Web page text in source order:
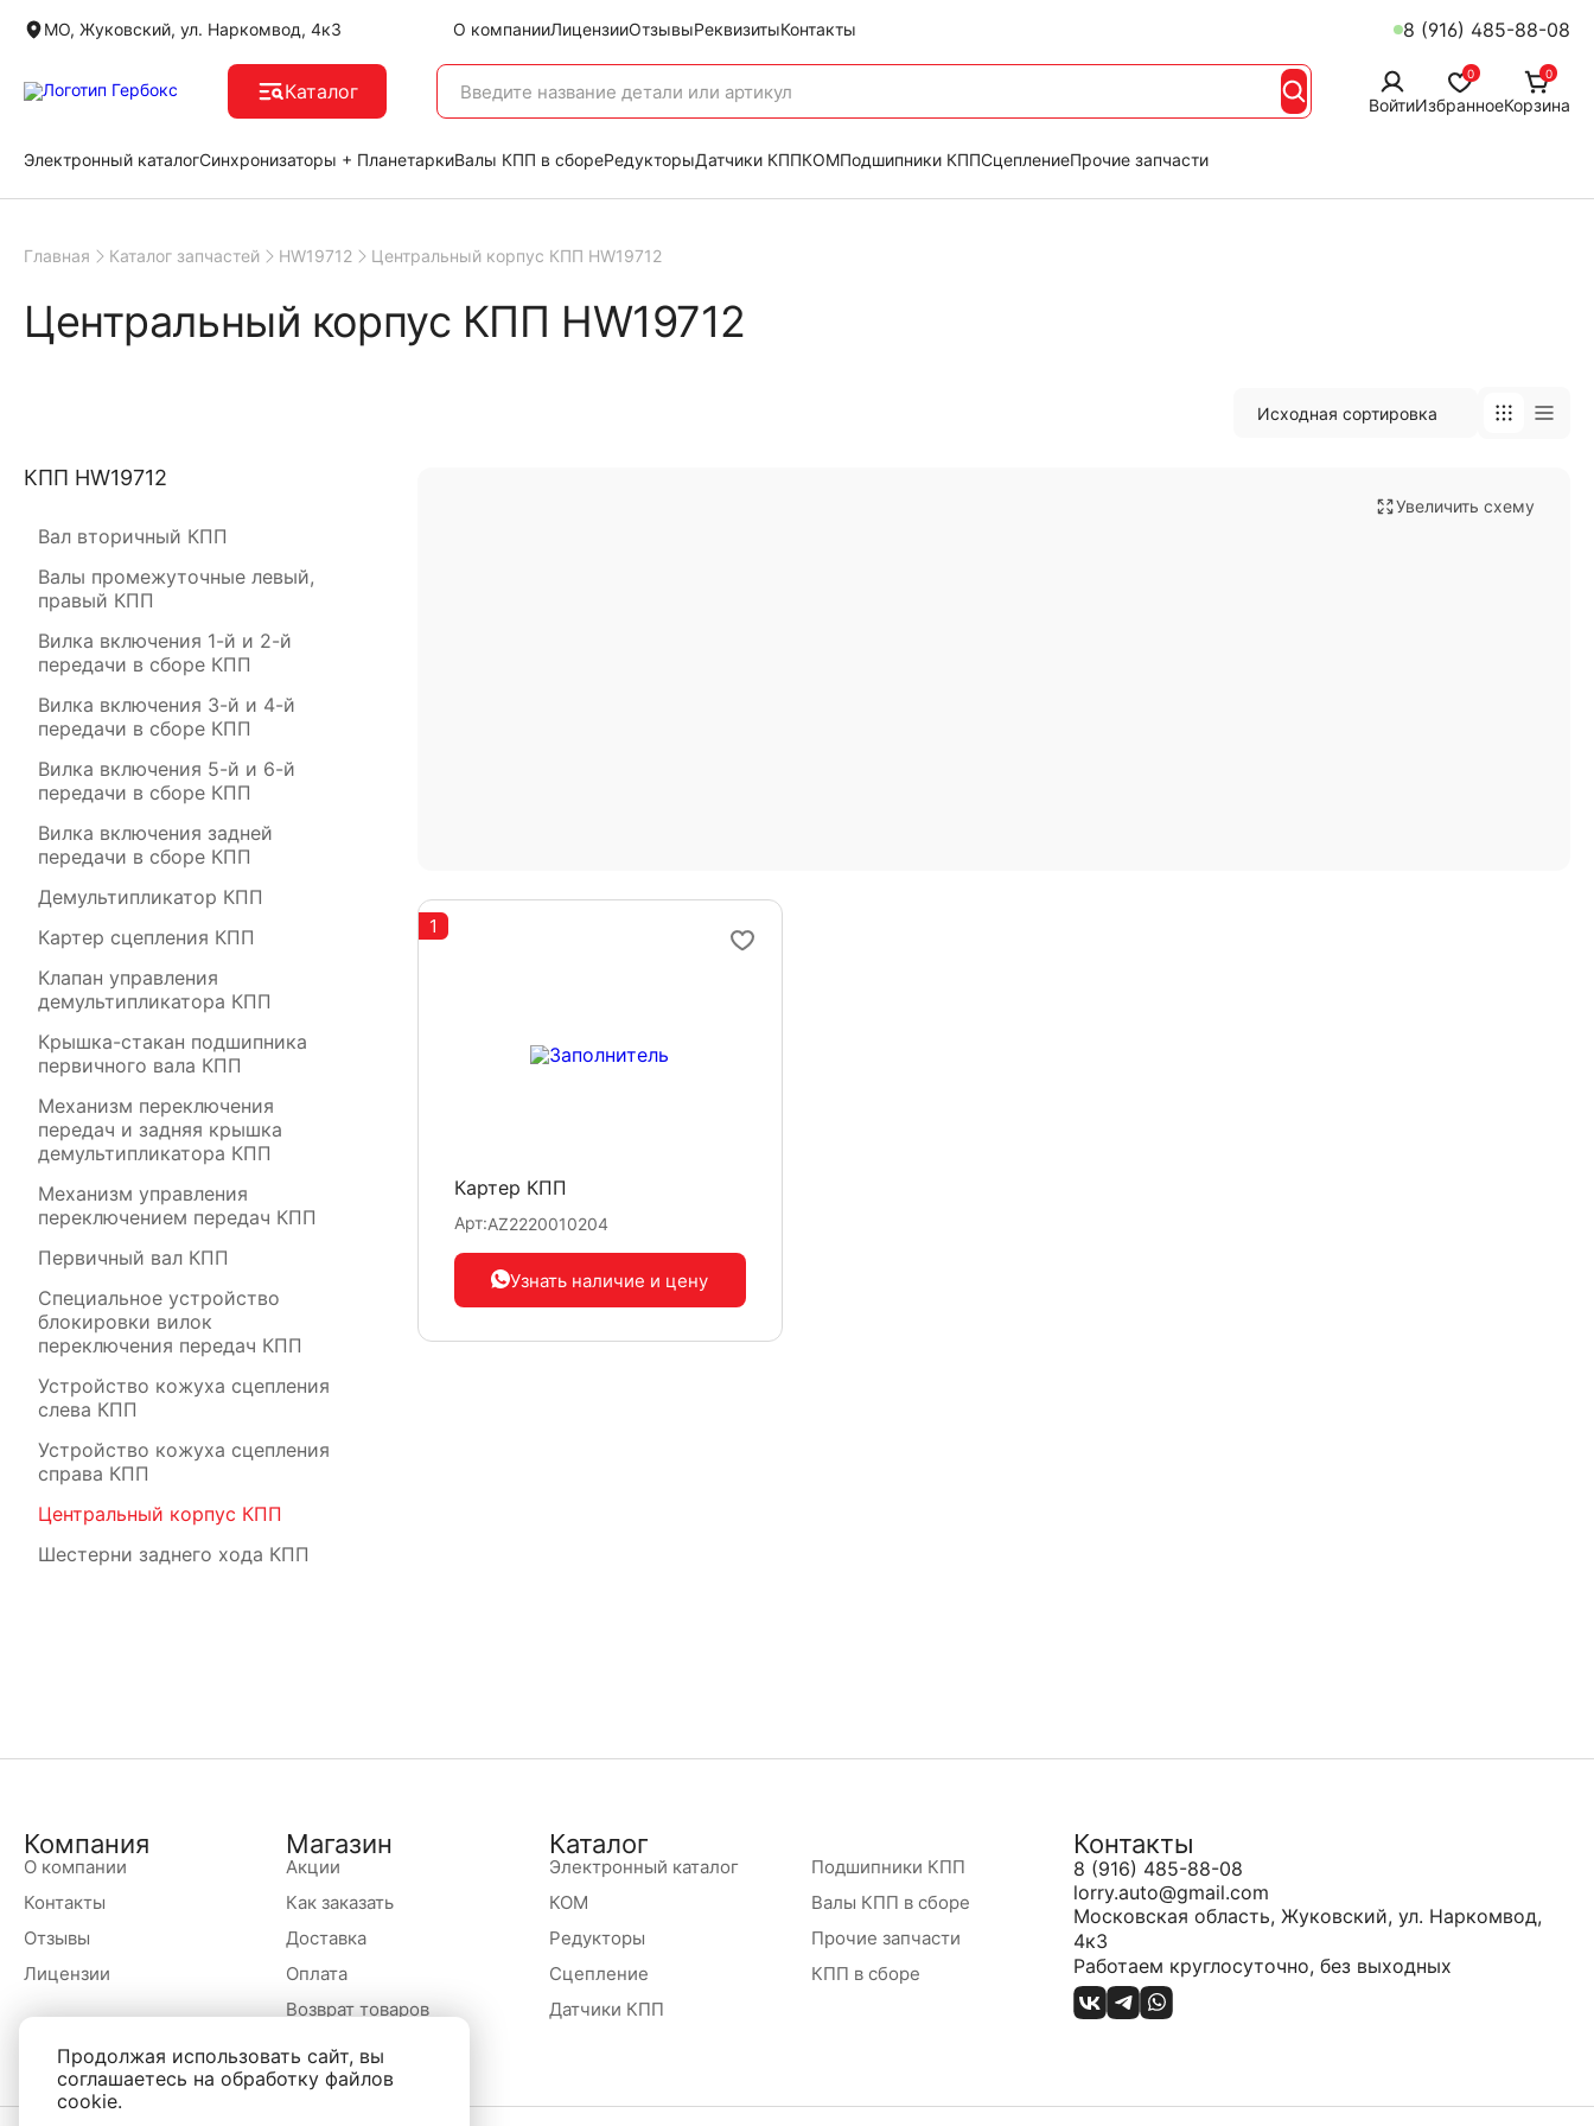
МО, Жуковский, ул. Наркомвод, 4к3 О компанииЛицензииОтзывыРеквизитыКонтакты 8 (916) 485-88-08
Каталог
Войти
0
Избранное
0
Корзина
Электронный каталогСинхронизаторы + ПланетаркиВалы КПП в сбореРедукторыДатчики КППКОМПодшипники КППСцеплениеПрочие запчасти
Главная Каталог запчастей HW19712 Центральный корпус КПП HW19712
Центральный корпус КПП HW19712
КПП HW19712
Вал вторичный КПП
Валы промежуточные левый,
правый КПП
Вилка включения 1-й и 2-й
передачи в сборе КПП
Вилка включения 3-й и 4-й
передачи в сборе КПП
Вилка включения 5-й и 6-й
передачи в сборе КПП
Вилка включения задней
передачи в сборе КПП
Демультипликатор КПП
Картер сцепления КПП
Клапан управления
демультипликатора КПП
Крышка-стакан подшипника
первичного вала КПП
Механизм переключения
передач и задняя крышка
демультипликатора КПП
Механизм управления
переключением передач КПП
Первичный вал КПП
Специальное устройство
блокировки вилок
переключения передач КПП
Устройство кожуха сцепления
слева КПП
Устройство кожуха сцепления
справа КПП
Центральный корпус КПП
Шестерни заднего хода КПП
Увеличить схему
1
Картер КПП
Арт:AZ2220010204
Узнать наличие и цену
Компания
О компании
Контакты
Отзывы
Лицензии
Магазин
Акции
Как заказать
Доставка
Оплата
Возврат товаров
Каталог
Электронный каталог
КОМ
Редукторы
Сцепление
Датчики КПП
Подшипники КПП
Валы КПП в сборе
Прочие запчасти
КПП в сборе
Контакты
8 (916) 485-88-08
lorry.auto@gmail.com
Московская область, Жуковский, ул. Наркомвод,
4к3
Работаем круглосуточно, без выходных
Продолжая использовать сайт, вы
соглашаетесь на обработку файлов
cookie.